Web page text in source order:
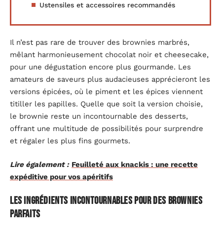
Ustensiles et accessoires recommandés
Il n’est pas rare de trouver des brownies marbrés,
mêlant harmonieusement chocolat noir et cheesecake,
pour une dégustation encore plus gourmande. Les
amateurs de saveurs plus audacieuses apprécieront les
versions épicées, où le piment et les épices viennent
titiller les papilles. Quelle que soit la version choisie,
le brownie reste un incontournable des desserts,
offrant une multitude de possibilités pour surprendre
et régaler les plus fins gourmets.
Lire également : Feuilleté aux knackis : une recette
expéditive pour vos apéritifs
Les ingrédients incontournables pour des brownies
parfaits